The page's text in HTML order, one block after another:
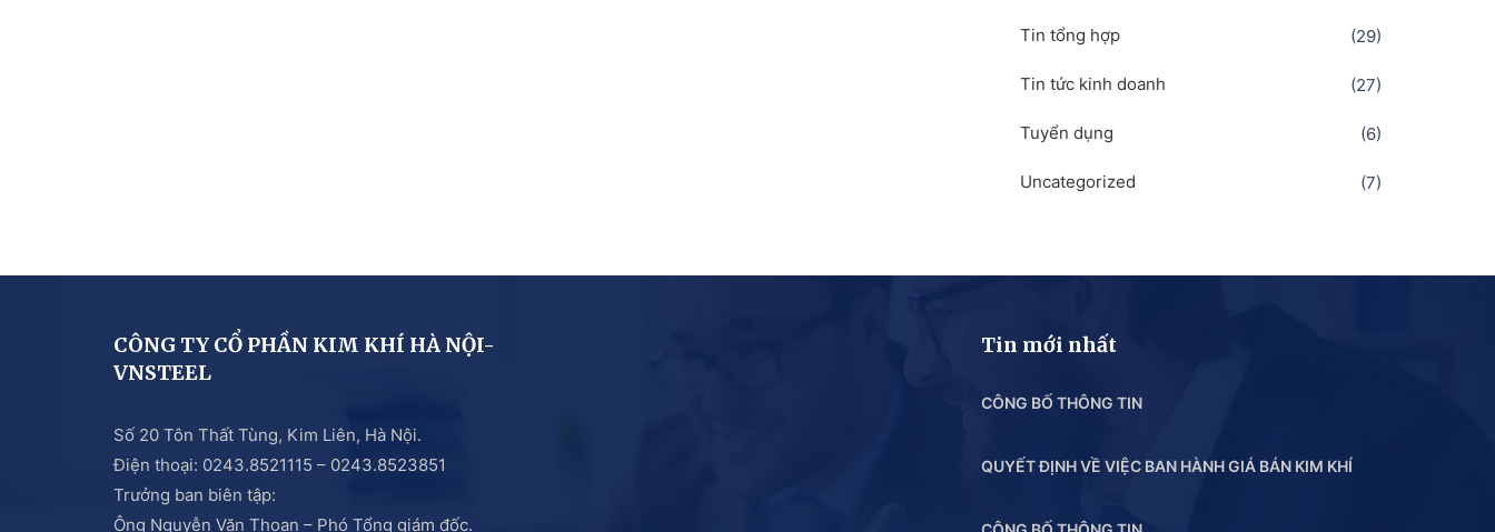
Tin tổng hợp (29)
Tin tức kinh doanh (27)
Tuyển dụng (6)
Uncategorized (7)
CÔNG TY CỔ PHẦN KIM KHÍ HÀ NỘI-
VNSTEEL
Số 20 Tôn Thất Tùng, Kim Liên, Hà Nội.
Điện thoại: 0243.8521115 – 0243.8523851
Trưởng ban biên tập:
Ông Nguyễn Văn Thoan – Phó Tổng giám đốc.
Tin mới nhất
CÔNG BỐ THÔNG TIN
QUYẾT ĐỊNH VỀ VIỆC BAN HÀNH GIÁ BÁN KIM KHÍ